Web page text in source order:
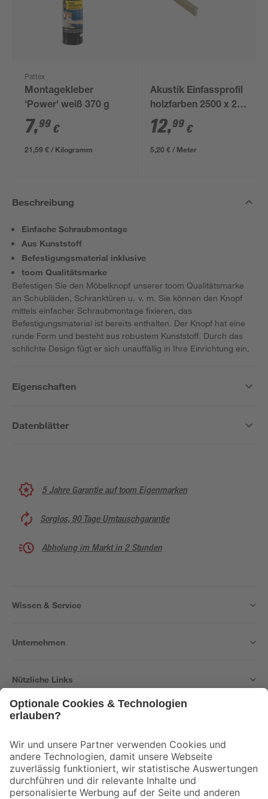
Pattex
Montagekleber
'Power' weiß 370 g
7,99 €
21,59 € / Kilogramm
Akustik Einfassprofil
holzfarben 2500 x 24
mm
12,99 €
5,20 € / Meter
Beschreibung
Einfache Schraubmontage
Aus Kunststoff
Befestigungsmaterial inklusive
toom Qualitätsmarke
Befestigen Sie den Möbelknopf unserer toom Qualitätsmarke
an Schubläden, Schranktüren u. v. m. Sie können den Knopf
mittels einfacher Schraubmontage fixieren, das
Befestigungsmaterial ist bereits enthalten. Der Knopf hat eine
runde Form und besteht aus robustem Kunststoff. Durch das
schlichte Design fügt er sich unauffällig in Ihre Einrichtung ein.
Eigenschaften
Datenblätter
5 Jahre Garantie auf toom Eigenmarken
Sorglos, 90 Tage Umtauschgarantie
Abholung im Markt in 2 Stunden
Wissen & Service
Unternehmen
Nützliche Links
Der toom Newsletter: Keine Angebote und Aktionen mehr verpassen!
Zur Newsletter Anmeldung